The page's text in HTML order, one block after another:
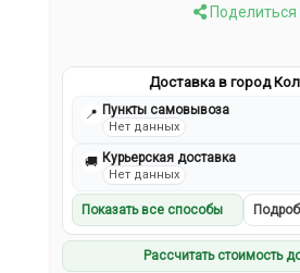
Поделиться
Доставка в город
📍 Пункты самовывоза
Нет данных
🚚 Курьерская доставка
Нет данных
Показать все способы
Рассчитать стоимость